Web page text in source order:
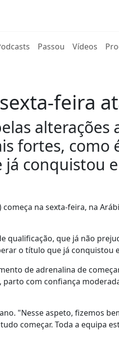
Passou Vídeos
feira
fortes, como
conquistou
na sexta-feira, na
qualificação, que já não
o título que já conquistou
de adrenalina de
com confiança
"Nesse aspeto, fizemos
começar. Toda a equipa